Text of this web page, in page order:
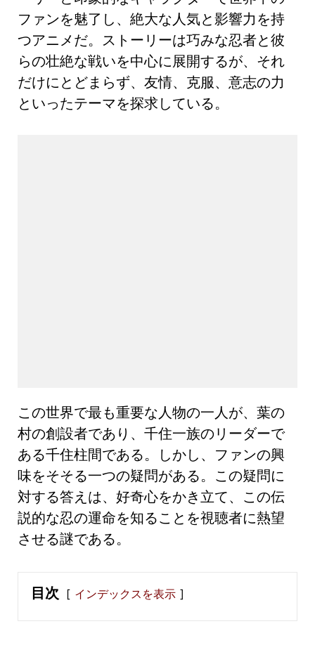
ファンを魅了し、絶大な人気と影響力を持
つアニメだ。ストーリーは巧みな忍者と彼
らの壮絶な戦いを中心に展開するが、それ
だけにとどまらず、友情、克服、意志の力
といったテーマを探求している。
この世界で最も重要な人物の一人が、葉の
村の創設者であり、千住一族のリーダーで
ある千住柱間である。しかし、ファンの興
味をそそる一つの疑問がある。この疑問に
対する答えは、好奇心をかき立て、この伝
説的な忍の運命を知ることを視聴者に熱望
させる謎である。
目次 インデックスを表示